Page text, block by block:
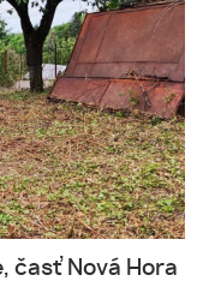
časť Nová Hora